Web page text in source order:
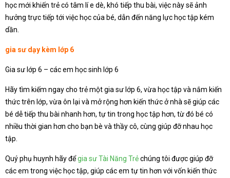
học mới khiến trẻ có tâm lí e dè, khó tiếp thu bài, việc này sẽ ảnh
hưởng trực tiếp tới việc học của bé, dẫn đến năng lực học tập kém
dần.
gia sư dạy kèm lớp 6
Gia sư lớp 6 – các em học sinh lớp 6
Hãy tìm kiếm ngay cho trẻ một gia sư lớp 6, vừa học tập và nắm kiến
thức trên lớp, vừa ôn lại và mở rộng hơn kiến thức ở nhà sẽ giúp các
bé dễ tiếp thu bài nhanh hơn, tự tin trong học tập hơn, từ đó bé có
nhiều thời gian hơn cho bạn bè và thầy cô, cùng giúp đỡ nhau học
tập.
Quý phụ huynh hãy đểgia sư Tài Năng Trẻchúng tôi được giúp đỡ
các em trong việc học tập, giúp các em tự tin hơn với vốn kiến thức